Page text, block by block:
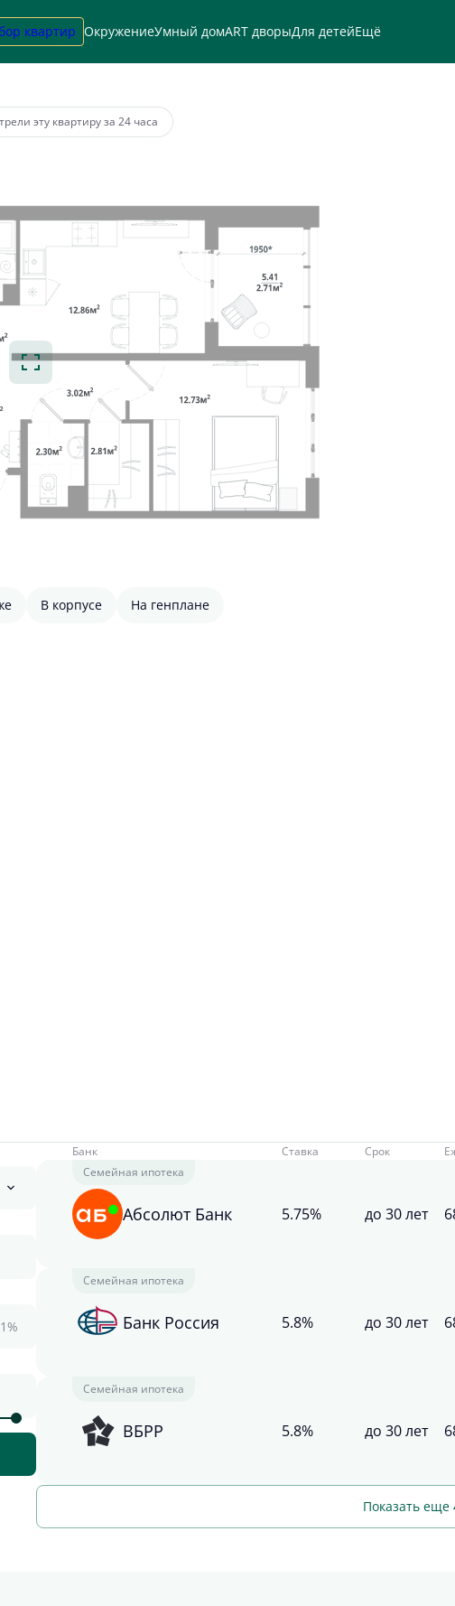
квартир ОкружениеУмный домART дворыДля детейЕщё
Ипотекаот 52 765 руб.
эту квартиру за 24 часа
В корпусе На генплане
Банк Ставка Срок
Семейная ипотека
Абсолют Банк 5.75% до 30 лет
Семейная ипотека
Банк Россия 5.8% до 30 лет
Семейная ипотека
ВБРР 5.8% до 30 лет
Показать еще